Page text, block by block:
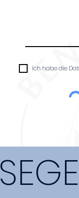
Ich habe die